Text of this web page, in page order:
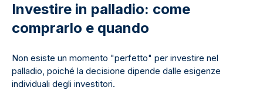
Investire in palladio: come
comprarlo e quando
Non esiste un momento "perfetto" per investire nel
palladio, poiché la decisione dipende dalle esigenze
individuali degli investitori.